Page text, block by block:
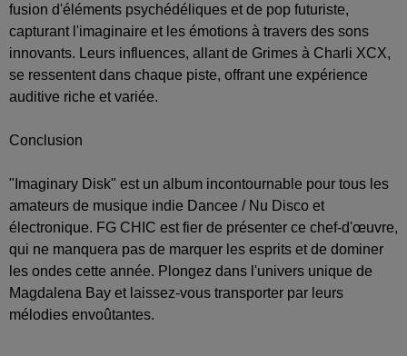
fusion d'éléments psychédéliques et de pop futuriste,
capturant l'imaginaire et les émotions à travers des sons
innovants. Leurs influences, allant de Grimes à Charli XCX,
se ressentent dans chaque piste, offrant une expérience
auditive riche et variée.
Conclusion
"Imaginary Disk" est un album incontournable pour tous les
amateurs de musique indie Dancee / Nu Disco et
électronique. FG CHIC est fier de présenter ce chef-d'œuvre,
qui ne manquera pas de marquer les esprits et de dominer
les ondes cette année. Plongez dans l'univers unique de
Magdalena Bay et laissez-vous transporter par leurs
mélodies envoûtantes.